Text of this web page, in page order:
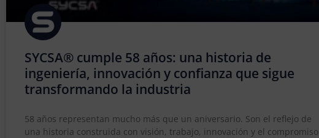
SYCSA® cumple 58 años: una historia de
ingeniería, innovación y confianza que sigue
transformando la industria
58 años representan mucho más que un aniversario. Son el reflejo de
una historia construida con visión, trabajo, innovación y el compromiso